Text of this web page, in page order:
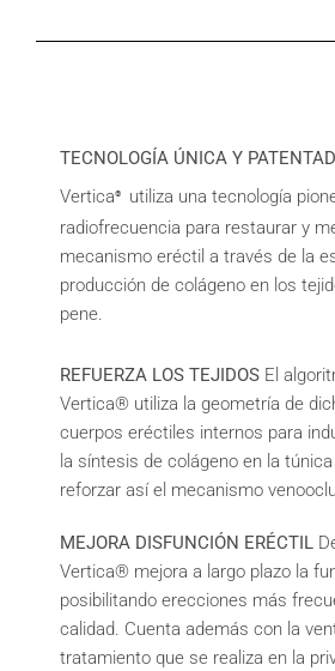
TECNOLOGÍA ÚNICA Y
Vertica® utiliza una tecnología
radiofrecuencia para restaurar y
mecanismo eréctil a través de la
producción de colágeno en los
pene.
REFUERZA LOS TEJIDOS El
Vertica® utiliza la geometría de
cuerpos eréctiles internos para
la síntesis de colágeno en la
reforzar así el mecanismo
MEJORA DISFUNCIÓN ERÉCTIL
Vertica® mejora a largo plazo la
posibilitando erecciones más
calidad. Cuenta además con la
tratamiento que se realiza en la